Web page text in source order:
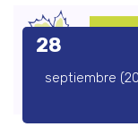
28
septiembre